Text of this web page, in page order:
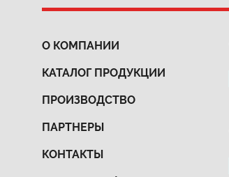
О КОМПАНИИ
КАТАЛОГ ПРОДУКЦИИ
ПРОИЗВОДСТВО
ПАРТНЕРЫ
КОНТАКТЫ